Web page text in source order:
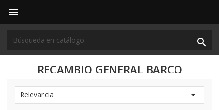


RECAMBIO GENERAL BARCO
Relevancia 